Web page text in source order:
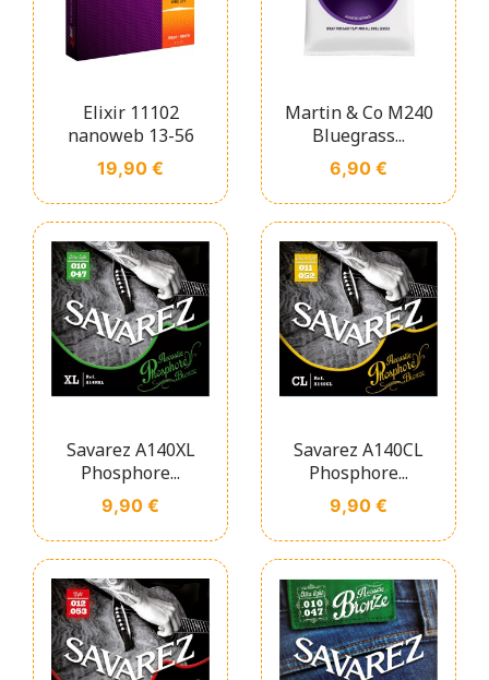
Elixir 11102
nanoweb 13-56
Prix
19,90 €
Martin & Co M240
Bluegrass...
Prix
6,90 €
Savarez A140XL
Phosphore...
Prix
9,90 €
Savarez A140CL
Phosphore...
Prix
9,90 €